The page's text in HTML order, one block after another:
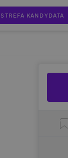
STREFA KANDYDATA